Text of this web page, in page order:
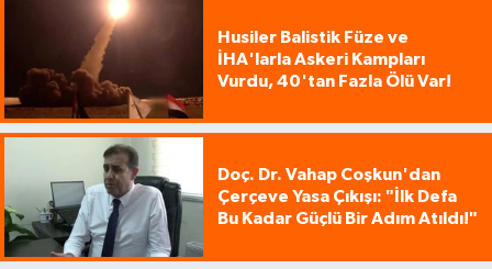
Husiler Balistik Füze ve
İHA'larla Askeri Kampları
Vurdu, 40'tan Fazla Ölü Var!
Doç. Dr. Vahap Coşkun'dan
Çerçeve Yasa Çıkışı: "İlk Defa
Bu Kadar Güçlü Bir Adım Atıldı!"